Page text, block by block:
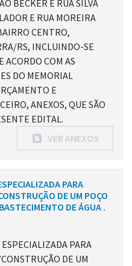
BECKER E RUA SILVA
E RUA MOREIRA
CENTRO,
RS, INCLUINDO-SE
ACORDO COM AS
DO MEMORIAL
E
ANEXOS, QUE SÃO
EDITAL.
VER ANEXOS
PARA
DE UM POÇO
DE ÁGUA .
PARA
DE UM